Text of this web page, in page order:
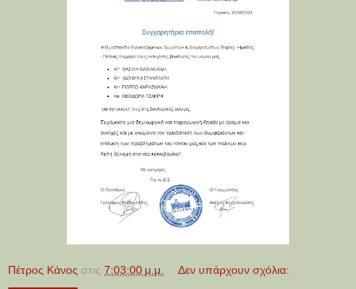
Πέτρος Κάνος στις 7:03:00 μ.μ. Δεν υπάρχουν σχόλια: